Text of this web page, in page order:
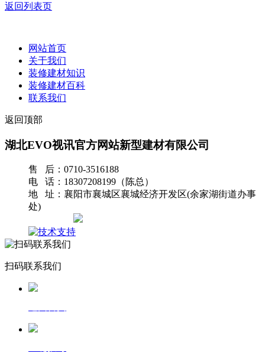
返回列表页
网站首页
关于我们
装修建材知识
装修建材百科
联系我们
返回顶部
湖北EVO视讯官方网站新型建材有限公司
售 后：0710-3516188
电 话：18307208199（陈总）
地 址：襄阳市襄城区襄城经济开发区(余家湖街道办事
处)
扫码联系我们